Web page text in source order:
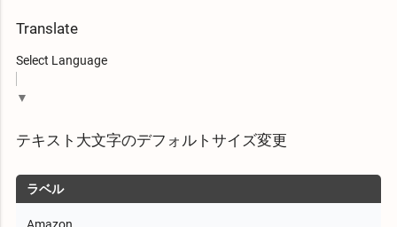
Translate
Select Language
▼
テキスト大文字のデフォルトサイズ変更
ラベル